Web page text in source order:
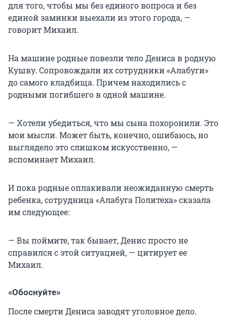
для того, чтобы мы без единого вопроса и без
единой заминки выехали из этого города, —
говорит Михаил.
На машине родные повезли тело Дениса в родную
Кушву. Сопровождали их сотрудники «Алабуги»
до самого кладбища. Причем находились с
родными погибшего в одной машине.
— Хотели убедиться, что мы сына похоронили. Это
мои мысли. Может быть, конечно, ошибаюсь, но
выглядело это слишком искусственно, —
вспоминает Михаил.
И пока родные оплакивали неожиданную смерть
ребенка, сотрудница «Алабуга Политеха» сказала
им следующее:
— Вы поймите, так бывает, Денис просто не
справился с этой ситуацией, — цитирует ее
Михаил.
«Обоснуйте»
После смерти Дениса заводят уголовное дело.